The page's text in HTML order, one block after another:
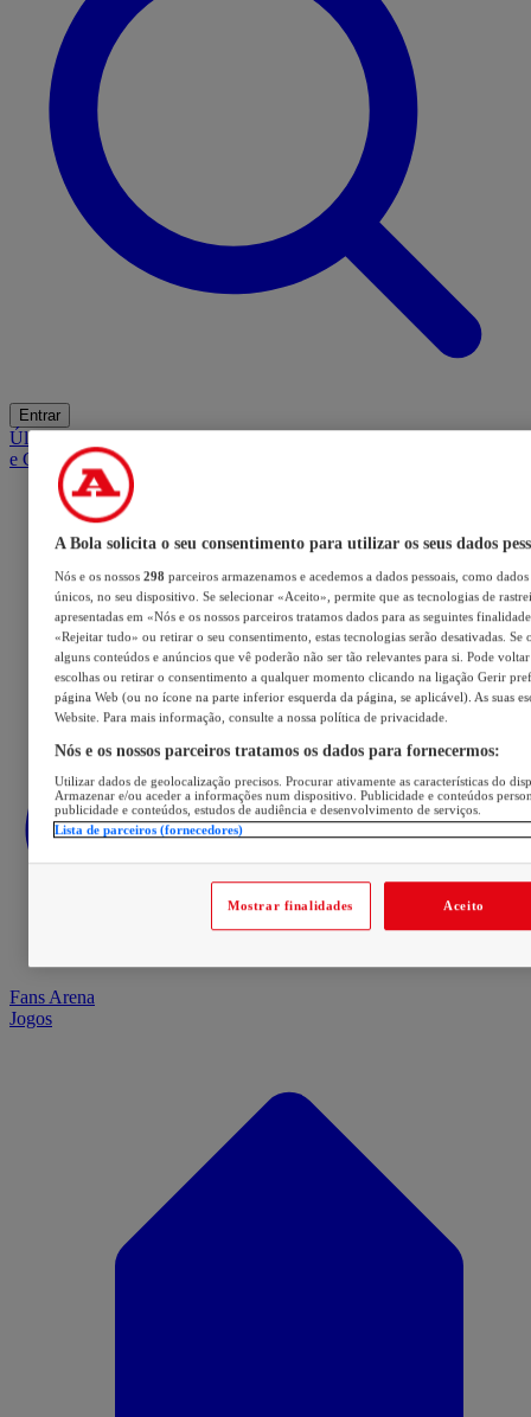
Entrar
ÚltimasMercadoOpiniãoiGaming HubA BOLA SUGEREBarba
e Cabelo
Fans Arena
Jogos
A Bola solicita o seu consentimento para utilizar os seus dados
Nós e os nossos 298 parceiros armazenamos e acedemos a dados pessoais, como
únicos, no seu dispositivo. Se selecionar «Aceito», permite que as tecnologias de
apresentadas em «Nós e os nossos parceiros tratamos dados para as seguintes
«Rejeitar tudo» ou retirar o seu consentimento, estas tecnologias serão desativadas. Se
alguns conteúdos e anúncios que vê poderão não ser tão relevantes para si. Pode voltar
escolhas ou retirar o consentimento a qualquer momento clicando na ligação Gerir
página Web (ou no ícone na parte inferior esquerda da página, se aplicável). As suas
Website. Para mais informação, consulte a nossa política de privacidade.
Nós e os nossos parceiros tratamos os dados para fornecermos:
Utilizar dados de geolocalização precisos. Procurar ativamente as características do
Armazenar e/ou aceder a informações num dispositivo. Publicidade e conteúdos
publicidade e conteúdos, estudos de audiência e desenvolvimento de serviços.
Lista de parceiros (fornecedores)
Mostrar finalidades Aceito